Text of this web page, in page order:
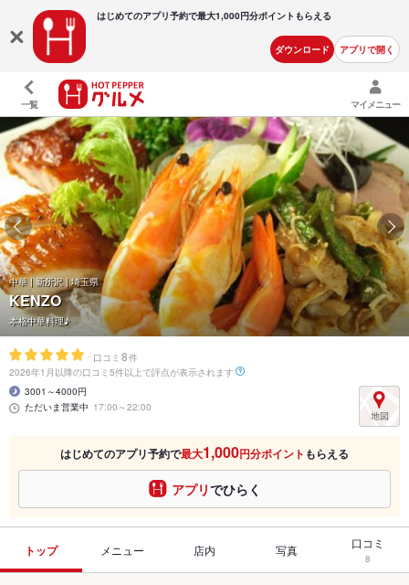
はじめてのアプリ予約で最大1,000円分ポイントもらえる
ダウンロード アプリで開く
一覧 マイメニュー
中華 | 新所沢 | 埼玉県
KENZO
本格中華料理♪
- 口コミ 8件
2026年1月以降の口コミ5件以上で評点が表示されます
3001～4000円
ただいま営業中 17:00～22:00
はじめてのアプリ予約で最大1,000円分ポイント もらえる
アプリでひらく
トップ メニュー 店内 写真 口コミ
8